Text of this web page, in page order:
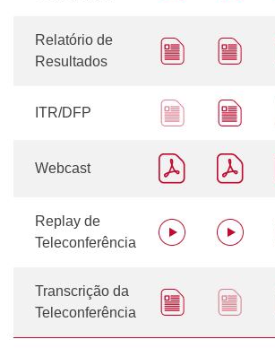
Relatório de
Resultados
ITR/DFP
Webcast
Replay de
Teleconferência
Transcrição da
Teleconferência